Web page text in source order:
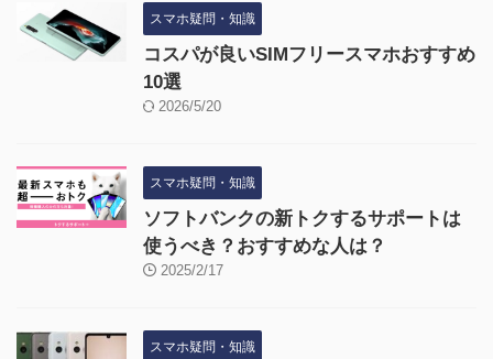
スマホ疑問・知識
コスパが良いSIMフリースマホおすすめ
10選
2026/5/20
スマホ疑問・知識
ソフトバンクの新トクするサポートは
使うべき？おすすめな人は？
2025/2/17
スマホ疑問・知識